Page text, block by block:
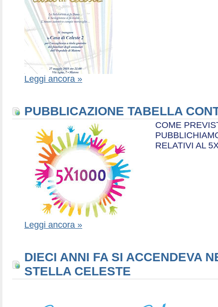
Leggi ancora »
PUBBLICAZIONE TABELLA
COME
RELATIVI AL
Leggi ancora »
DIECI ANNI FA SI ACCENDEVA
STELLA CELESTE